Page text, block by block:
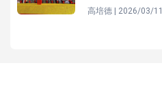
高培德 | 2026/03/11